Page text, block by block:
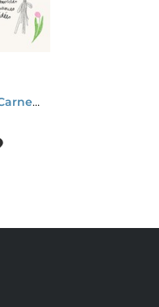
Un Soir D'ete : Carnet D'inspiration